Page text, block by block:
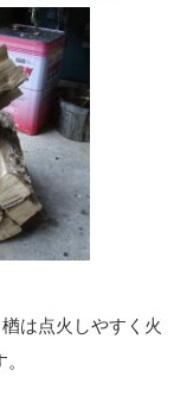
は点火しやすく火